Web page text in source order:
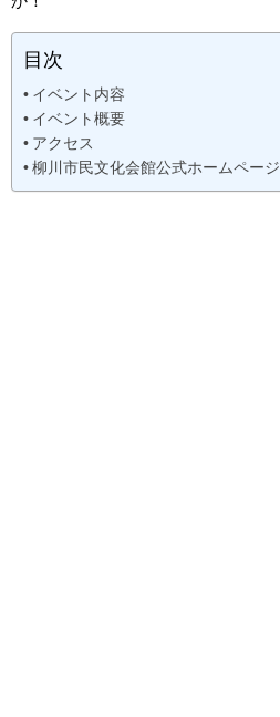
目次
イベント内容
イベント概要
アクセス
柳川市民文化会館公式ホームページ